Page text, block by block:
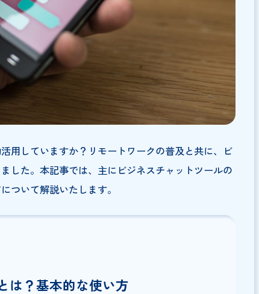
てきました。本記事では、主にビジネスチャットツ